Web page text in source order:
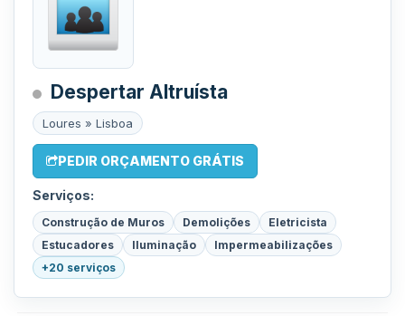
Despertar Altruísta
Loures » Lisboa
PEDIR ORÇAMENTO GRÁTIS
Serviços:
Construção de Muros Demolições
Eletricista
Estucadores
Iluminação
Impermeabilizações
+20 serviços